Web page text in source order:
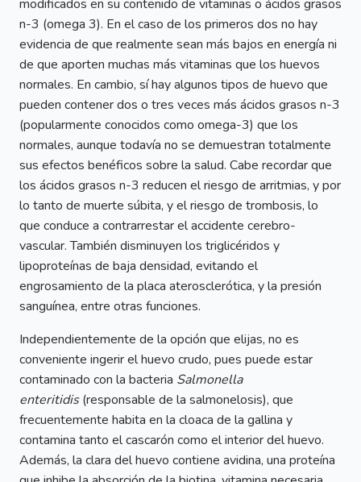
modificados en su contenido de vitaminas o ácidos grasos
n-3 (omega 3). En el caso de los primeros dos no hay
evidencia de que realmente sean más bajos en energía ni
de que aporten muchas más vitaminas que los huevos
normales. En cambio, sí hay algunos tipos de huevo que
pueden contener dos o tres veces más ácidos grasos n-3
(popularmente conocidos como omega-3) que los
normales, aunque todavía no se demuestran totalmente
sus efectos benéficos sobre la salud. Cabe recordar que
los ácidos grasos n-3 reducen el riesgo de arritmias, y por
lo tanto de muerte súbita, y el riesgo de trombosis, lo
que conduce a contrarrestar el accidente cerebro-
vascular. También disminuyen los triglicéridos y
lipoproteínas de baja densidad, evitando el
engrosamiento de la placa aterosclerótica, y la presión
sanguínea, entre otras funciones.
Independientemente de la opción que elijas, no es
conveniente ingerir el huevo crudo, pues puede estar
contaminado con la bacteria Salmonella
enteritidis(responsable de la salmonelosis), que
frecuentemente habita en la cloaca de la gallina y
contamina tanto el cascarón como el interior del huevo.
Además, la clara del huevo contiene avidina, una proteína